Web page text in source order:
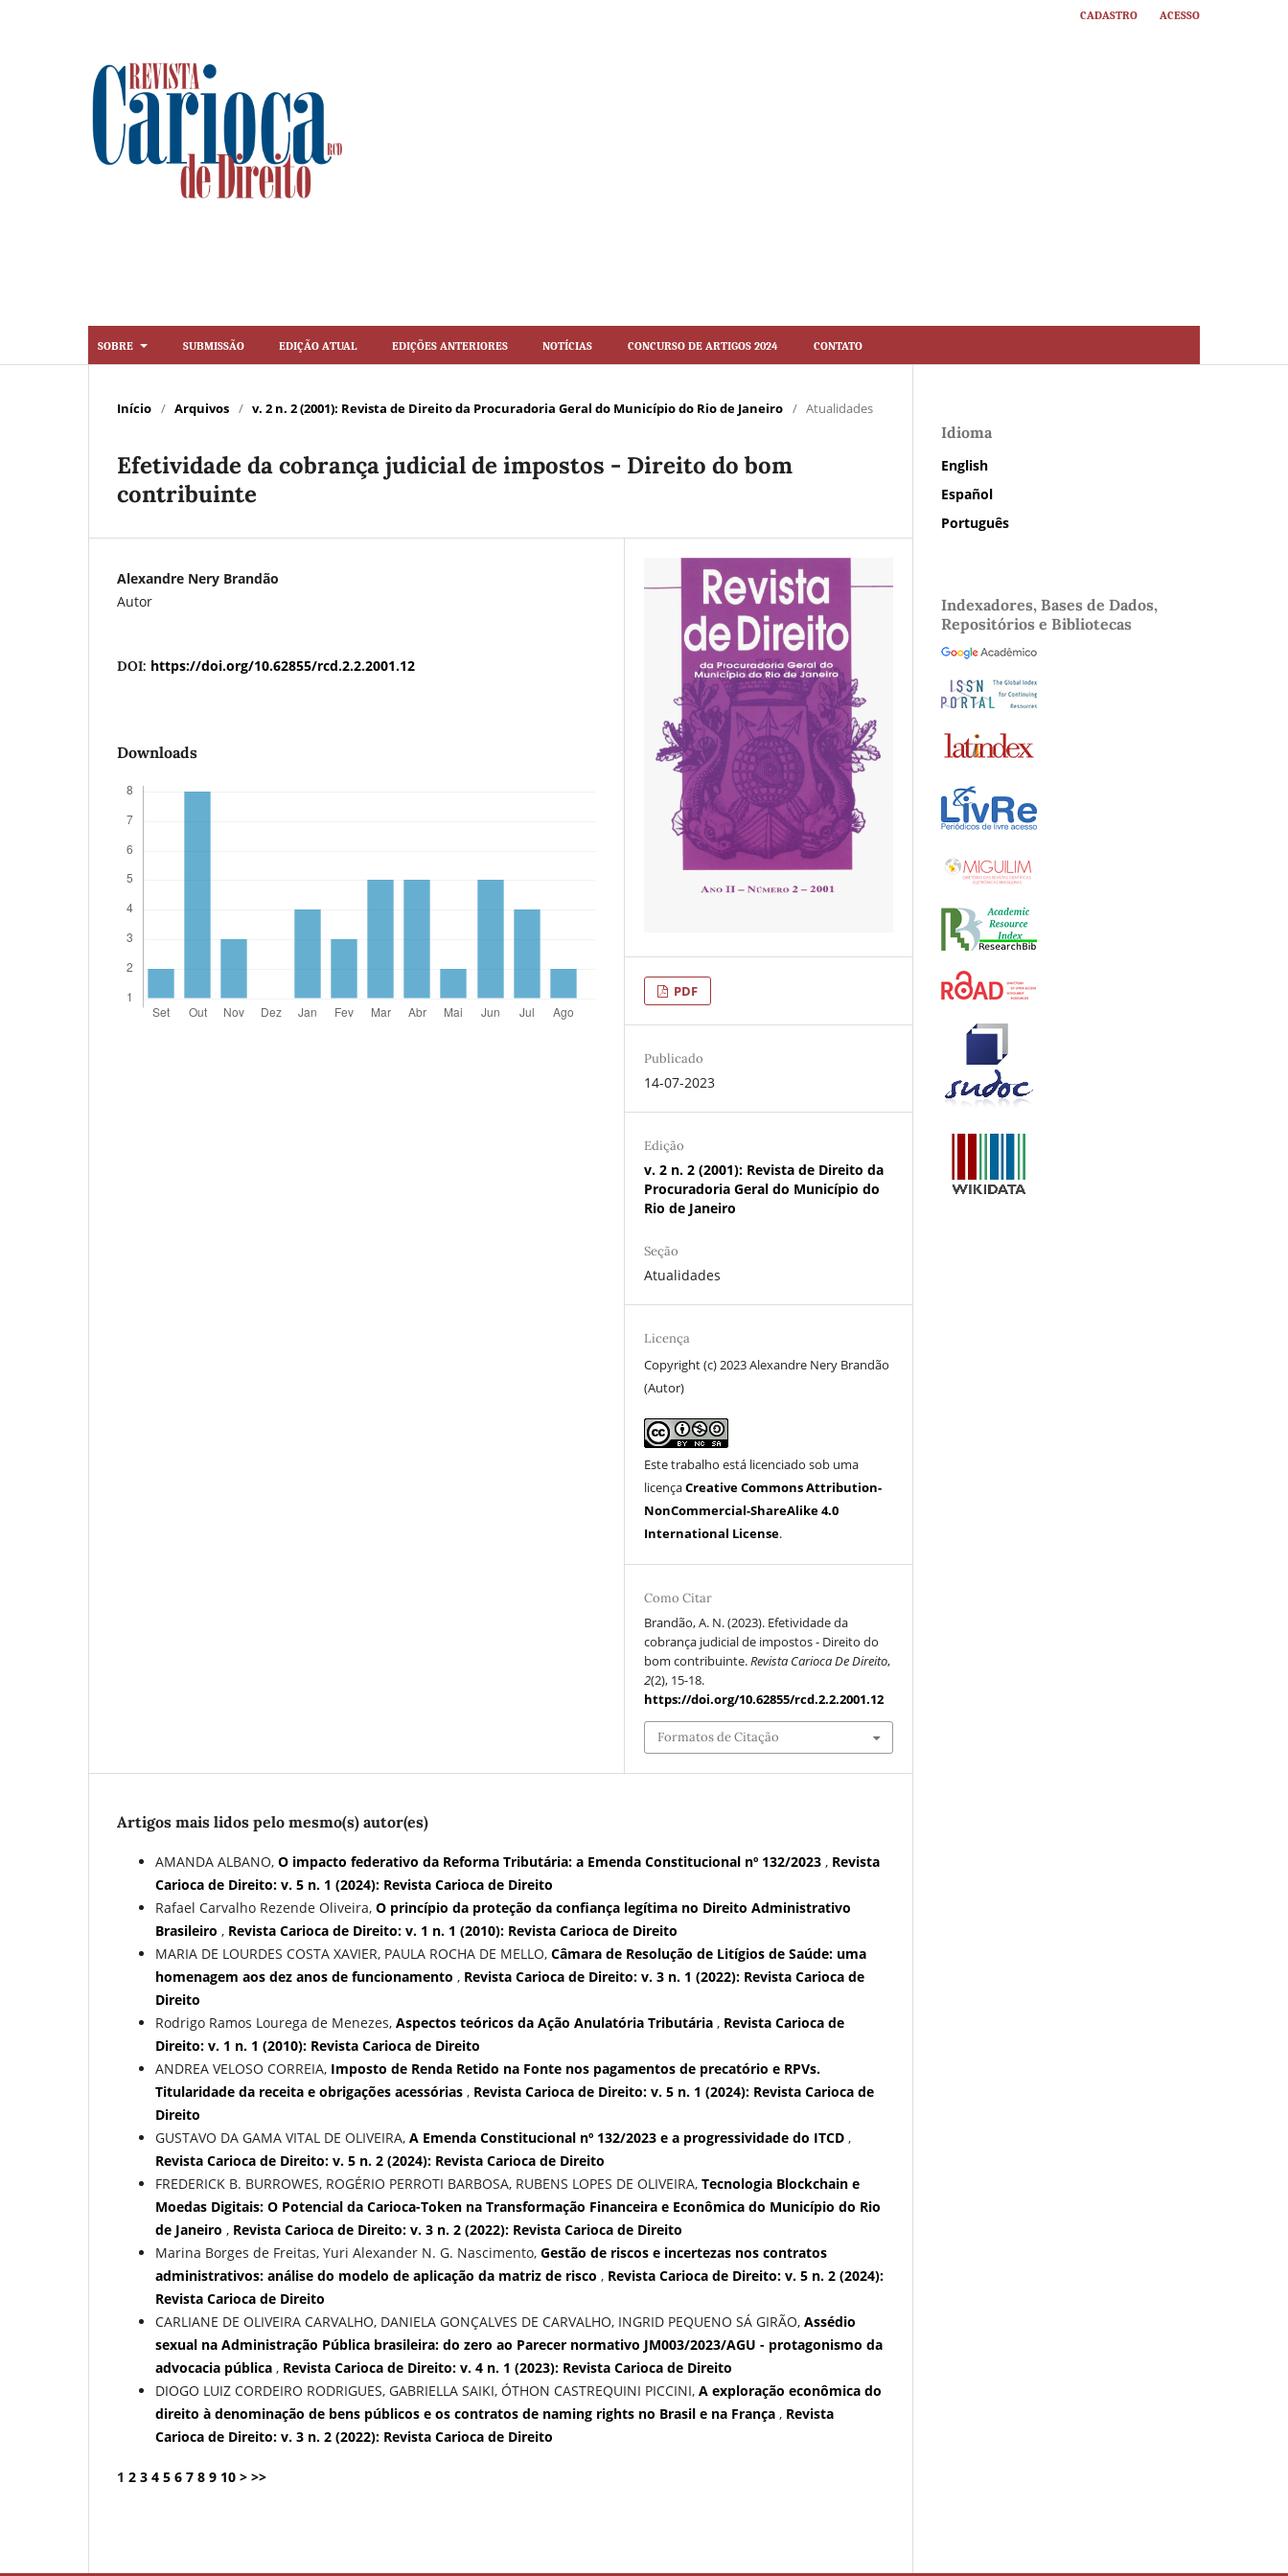
Sobre Submissão Edição Atual Edições Anteriores Notícias Concurso de artigos 2024 Contato
Cadastro Acesso
Início / Arquivos / v. 2 n. 2 (2001): Revista de Direito da Procuradoria Geral do Município do Rio de Janeiro / Atualidades
Efetividade da cobrança judicial de impostos - Direito do bom
contribuinte
Alexandre Nery Brandão
Autor
DOI: https://doi.org/10.62855/rcd.2.2.2001.12
Downloads
PDF
Publicado
14-07-2023
Edição
v. 2 n. 2 (2001): Revista de Direito da
Procuradoria Geral do Município do
Rio de Janeiro
Seção
Atualidades
Licença
Copyright (c) 2023 Alexandre Nery Brandão
(Autor)
Este trabalho está licenciado sob uma
licençaCreative Commons Attribution-
NonCommercial-ShareAlike 4.0
International License.
Como Citar
Brandão, A. N. (2023). Efetividade da
cobrança judicial de impostos - Direito do
bom contribuinte.Revista Carioca De Direito,
2(2), 15-18.
https://doi.org/10.62855/rcd.2.2.2001.12
Formatos de Citação
Artigos mais lidos pelo mesmo(s) autor(es)
AMANDA ALBANO, O impacto federativo da Reforma Tributária: a Emenda Constitucional nº 132/2023 , Revista
Carioca de Direito: v. 5 n. 1 (2024): Revista Carioca de Direito
Rafael Carvalho Rezende Oliveira, O princípio da proteção da confiança legítima no Direito Administrativo
Brasileiro , Revista Carioca de Direito: v. 1 n. 1 (2010): Revista Carioca de Direito
MARIA DE LOURDES COSTA XAVIER, PAULA ROCHA DE MELLO, Câmara de Resolução de Litígios de Saúde: uma
homenagem aos dez anos de funcionamento , Revista Carioca de Direito: v. 3 n. 1 (2022): Revista Carioca de
Direito
Rodrigo Ramos Lourega de Menezes, Aspectos teóricos da Ação Anulatória Tributária , Revista Carioca de
Direito: v. 1 n. 1 (2010): Revista Carioca de Direito
ANDREA VELOSO CORREIA, Imposto de Renda Retido na Fonte nos pagamentos de precatório e RPVs.
Titularidade da receita e obrigações acessórias , Revista Carioca de Direito: v. 5 n. 1 (2024): Revista Carioca de
Direito
GUSTAVO DA GAMA VITAL DE OLIVEIRA, A Emenda Constitucional nº 132/2023 e a progressividade do ITCD ,
Revista Carioca de Direito: v. 5 n. 2 (2024): Revista Carioca de Direito
FREDERICK B. BURROWES, ROGÉRIO PERROTI BARBOSA, RUBENS LOPES DE OLIVEIRA, Tecnologia Blockchain e
Moedas Digitais: O Potencial da Carioca-Token na Transformação Financeira e Econômica do Município do Rio
de Janeiro , Revista Carioca de Direito: v. 3 n. 2 (2022): Revista Carioca de Direito
Marina Borges de Freitas, Yuri Alexander N. G. Nascimento, Gestão de riscos e incertezas nos contratos
administrativos: análise do modelo de aplicação da matriz de risco , Revista Carioca de Direito: v. 5 n. 2 (2024):
Revista Carioca de Direito
CARLIANE DE OLIVEIRA CARVALHO, DANIELA GONÇALVES DE CARVALHO, INGRID PEQUENO SÁ GIRÃO, Assédio
sexual na Administração Pública brasileira: do zero ao Parecer normativo JM003/2023/AGU - protagonismo da
advocacia pública , Revista Carioca de Direito: v. 4 n. 1 (2023): Revista Carioca de Direito
DIOGO LUIZ CORDEIRO RODRIGUES, GABRIELLA SAIKI, ÓTHON CASTREQUINI PICCINI, A exploração econômica do
direito à denominação de bens públicos e os contratos de naming rights no Brasil e na França , Revista
Carioca de Direito: v. 3 n. 2 (2022): Revista Carioca de Direito
1 2 3 4 5 6 7 8 9 10 > >>
Idioma
English
Español
Português
Indexadores, Bases de Dados,
Repositórios e Bibliotecas